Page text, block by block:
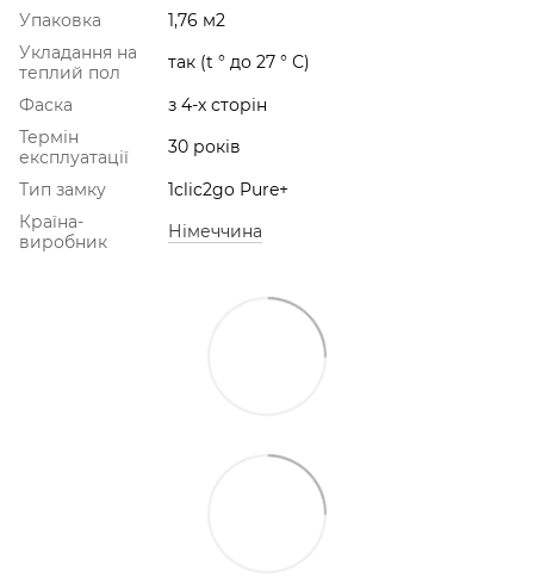
Упаковка
1,76 м2
Укладання на
теплий пол
так (t ° до 27 ° С)
Фаска
з 4-х сторін
Термін
експлуатації
30 років
Тип замку
1clic2go Pure+
Країна-
виробник
Німеччина